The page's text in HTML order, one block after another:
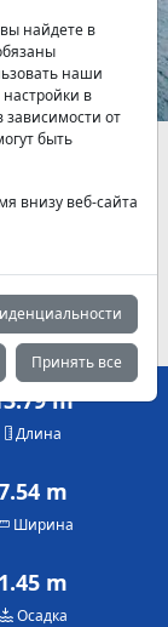
Июль
1,560 €
m
Длина
m
Ширина
1.45 m
Осадка
найдете в
наши
в
от
быть
внизу веб-сайта
Принять все